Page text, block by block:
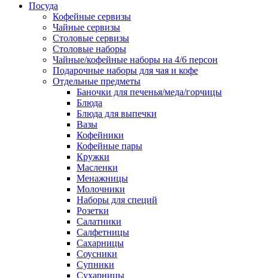
Посуда
Кофейные сервизы
Чайные сервизы
Столовые сервизы
Столовые наборы
Чайные/кофейные наборы на 4/6 персон
Подарочные наборы для чая и кофе
Отдельные предметы
Баночки для печенья/меда/горчицы
Блюда
Блюда для выпечки
Вазы
Кофейники
Кофейные пары
Кружки
Масленки
Менажницы
Молочники
Наборы для специй
Розетки
Салатники
Салфетницы
Сахарницы
Соусники
Супники
Сухарницы